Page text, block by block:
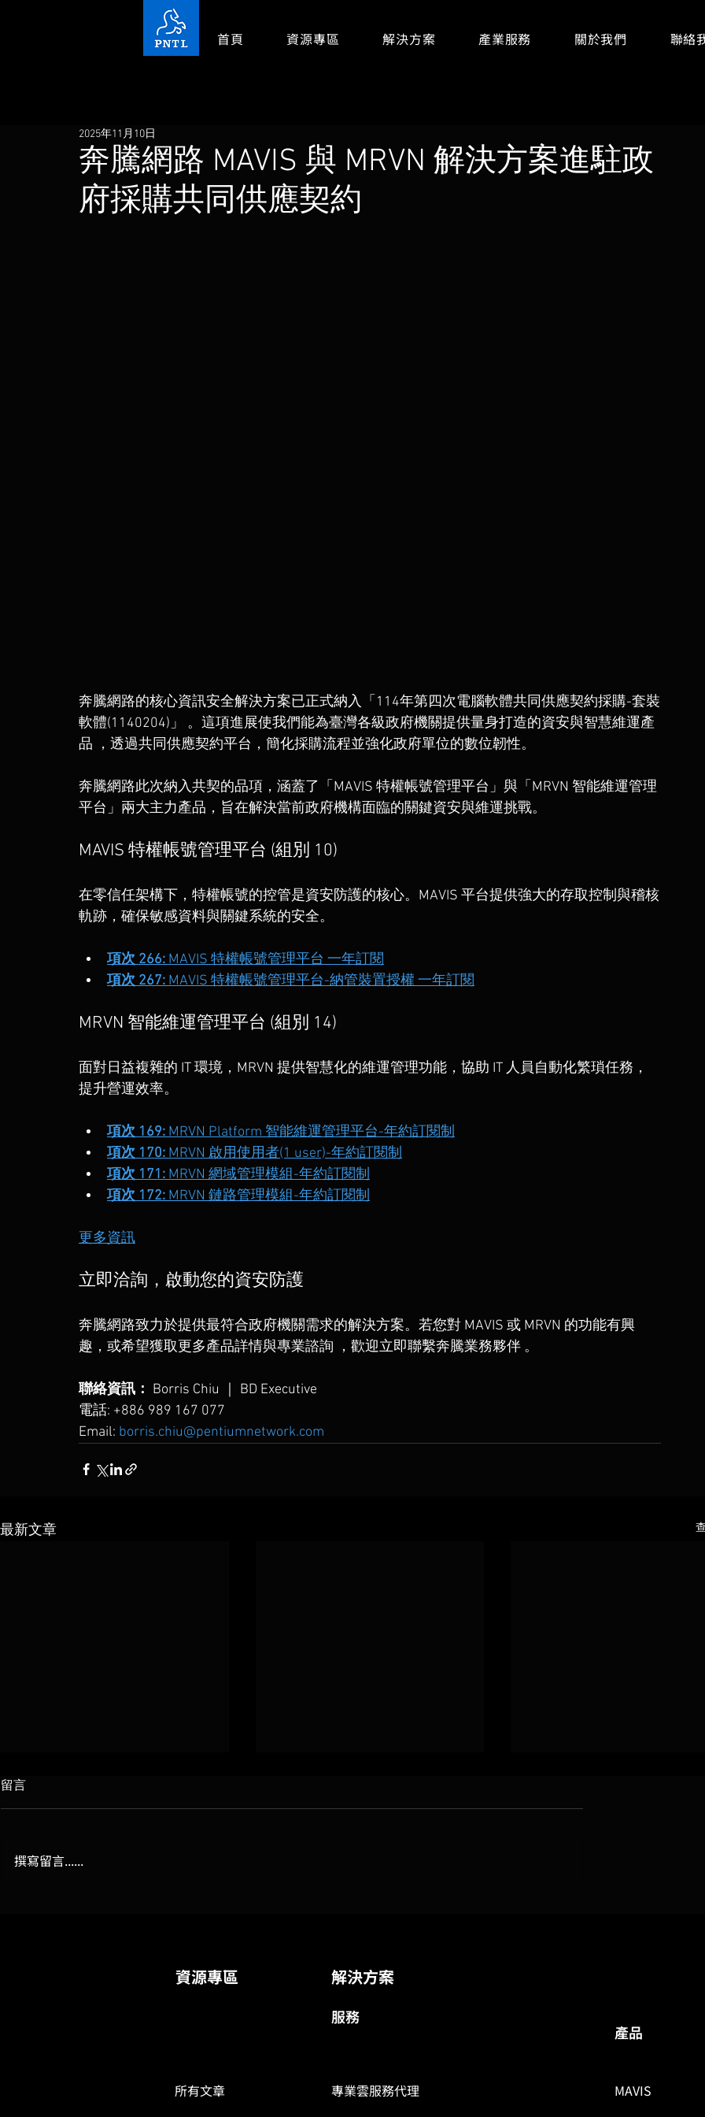
首頁 資源專區 解決方案 產業服務 關於我們 聯絡
奔騰網路 MAVIS 與 MRVN 解決方案進駐政
府採購共同供應契約
2025年11月10日
奔騰網路的核心資訊安全解決方案已正式納入「114年第四次電腦軟體共同供應契約採購-套裝
軟體(1140204)」 。這項進展使我們能為臺灣各級政府機關提供量身打造的資安與智慧維運產
品 ，透過共同供應契約平台，簡化採購流程並強化政府單位的數位韌性。
奔騰網路此次納入共契的品項，涵蓋了「MAVIS 特權帳號管理平台」與「MRVN 智能維運管理
平台」兩大主力產品，旨在解決當前政府機構面臨的關鍵資安與維運挑戰。
MAVIS 特權帳號管理平台 (組別 10)
在零信任架構下，特權帳號的控管是資安防護的核心。MAVIS 平台提供強大的存取控制與稽核
軌跡，確保敏感資料與關鍵系統的安全。
項次 266: MAVIS 特權帳號管理平台 一年訂閱
項次 267: MAVIS 特權帳號管理平台-納管裝置授權 一年訂閱
MRVN 智能維運管理平台 (組別 14)
面對日益複雜的 IT 環境，MRVN 提供智慧化的維運管理功能，協助 IT 人員自動化繁瑣任務，
提升營運效率。
項次 169: MRVN Platform 智能維運管理平台-年約訂閱制
項次 170: MRVN 啟用使用者(1 user)-年約訂閱制
項次 171: MRVN 網域管理模組-年約訂閱制
項次 172: MRVN 鏈路管理模組-年約訂閱制
更多資訊
立即洽詢，啟動您的資安防護
奔騰網路致力於提供最符合政府機關需求的解決方案。若您對 MAVIS 或 MRVN 的功能有興
趣，或希望獲取更多產品詳情與專業諮詢 ，歡迎立即聯繫奔騰業務夥伴 。
聯絡資訊： Borris Chiu ｜ BD Executive
電話: +886 989 167 077
Email: borris.chiu@pentiumnetwork.com
最新文章
留言
撰寫留言......
資源專區 解決方案
服務
​產品
所有文章 專業雲服務代理 MAVIS